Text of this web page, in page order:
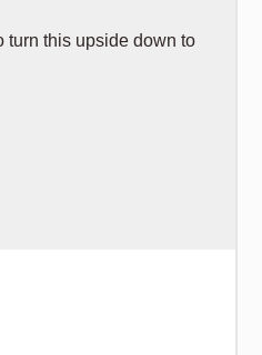
turn this upside down to